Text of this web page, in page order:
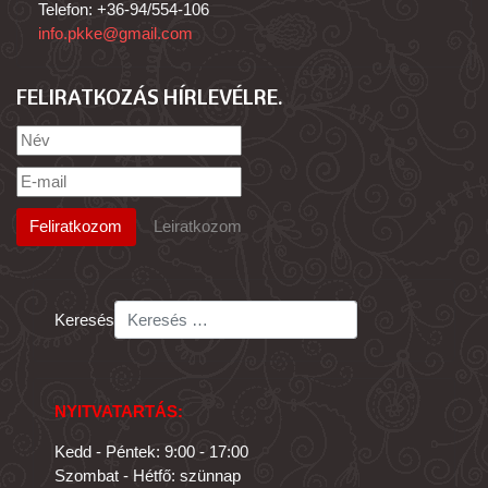
Telefon: +36-94/554-106
info.pkke@gmail.com
FELIRATKOZÁS HÍRLEVÉLRE
Keresés
NYITVATARTÁS:
Kedd - Péntek: 9:00 - 17:00
Szombat - Hétfő: szünnap